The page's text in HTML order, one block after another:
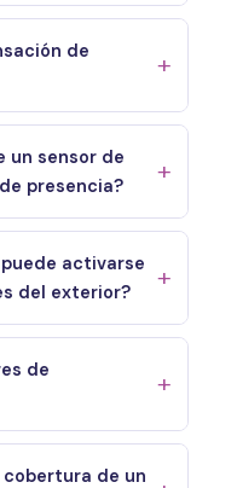
de
un sensor de
presencia?
activarse
del exterior?
de
cobertura de un